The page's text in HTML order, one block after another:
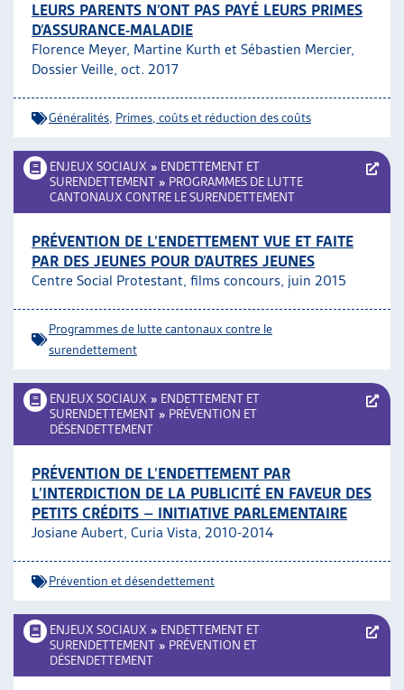
LEURS PARENTS N’ONT PAS PAYÉ LEURS PRIMES
D’ASSURANCE-MALADIE
Florence Meyer, Martine Kurth et Sébastien Mercier,
Dossier Veille, oct. 2017
Généralités Primes, coûts et réduction des coûts
ENJEUX SOCIAUX » ENDETTEMENT ET
SURENDETTEMENT » PROGRAMMES DE LUTTE
CANTONAUX CONTRE LE SURENDETTEMENT
PRÉVENTION DE L’ENDETTEMENT VUE ET FAITE
PAR DES JEUNES POUR D’AUTRES JEUNES
Centre Social Protestant, films concours, juin 2015
Programmes de lutte cantonaux contre le
surendettement
ENJEUX SOCIAUX » ENDETTEMENT ET
SURENDETTEMENT » PRÉVENTION ET
DÉSENDETTEMENT
PRÉVENTION DE L’ENDETTEMENT PAR
L’INTERDICTION DE LA PUBLICITÉ EN FAVEUR DES
PETITS CRÉDITS – INITIATIVE PARLEMENTAIRE
Josiane Aubert, Curia Vista, 2010-2014
Prévention et désendettement
ENJEUX SOCIAUX » ENDETTEMENT ET
SURENDETTEMENT » PRÉVENTION ET
DÉSENDETTEMENT